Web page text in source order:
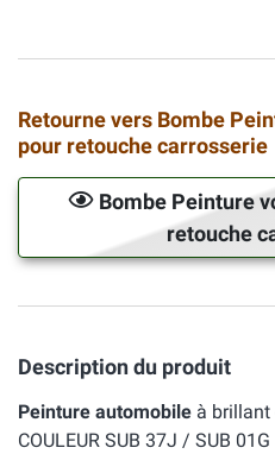
Retourne vers Bombe
pour retouche carrosserie
Bombe Peinture
retouche
Description du produit
Peinture automobile à brillant
COULEUR SUB 37J / SUB